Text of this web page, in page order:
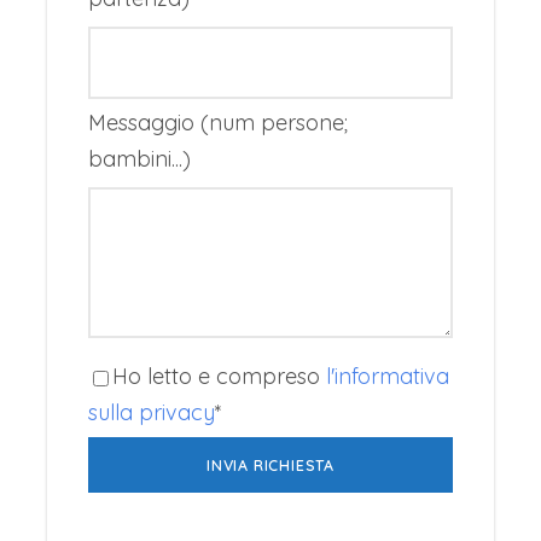
Messaggio (num persone;
bambini...)
Ho letto e compreso l'informativa
sulla privacy*
a disposizione per un po’ di riposo o per
4° GIORNO – SEOUL
(colazione, pranzo)
sulla moderna capitale Sudcoreana è
meravigliosa, permette di comprenderne la
vastità oltre che di ammirare il panorama
con uno sguardo dall’alto. Quindi nel